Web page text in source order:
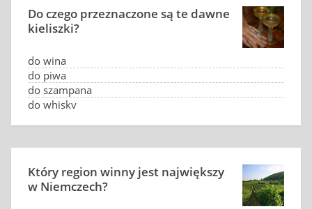
Do czego przeznaczone są te dawne
kieliszki?
do wina
do piwa
do szampana
do whisky
Który region winny jest największy
w Niemczech?